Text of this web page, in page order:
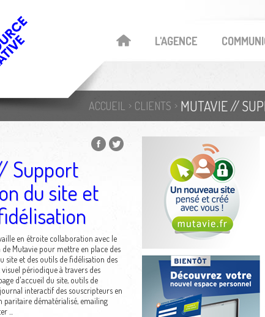
L'AGENCE
ACCUEIL CLIENTS MUTAVIE //
Support
du site et
en étroite collaboration avec le
Mutavie pour mettre en place des
site et des outils de fidélisation des
périodique à travers des
d'accueil du site, outils de
interactif des souscripteurs en
paritaire dématérialisé, emailing
...